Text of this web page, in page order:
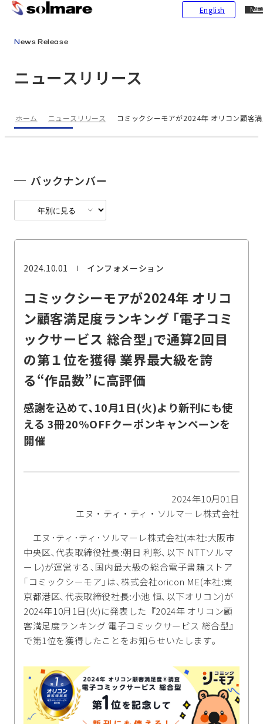
English
ニュースリリース
News Release
ホーム ニュースリリース コミックシーモアが2024年 オリコン顧客
2024.10.01 インフォメーション
コミックシーモアが2024年 オリコ
ン顧客満足度ランキング ｢電子コミ
ックサービス 総合型｣で通算2回目
の第１位を獲得 業界最大級を誇
る“作品数”に高評価
感謝を込めて､10月1日(火)より新刊にも使
える 3冊20%OFFクーポンキャンペーンを
開催
2024年10月01日
エヌ・ティ・ティ・ソルマーレ株式会社
エヌ･ティ･ティ･ソルマーレ株式会社(本社:大阪市
中央区､代表取締役社長:朝日 利彰､以下 NTTソルマ
ーレ)が運営する､国内最大級の総合電子書籍ストア
｢コミックシーモア｣は､株式会社oricon ME(本社:東
京都港区､代表取締役社長:小池 恒､以下オリコン)が
2024年10月1日(火)に発表した『2024年 オリコン顧
客満足度ランキング 電子コミックサービス 総合型』
で第1位を獲得したことをお知らせいたします｡
バックナンバー